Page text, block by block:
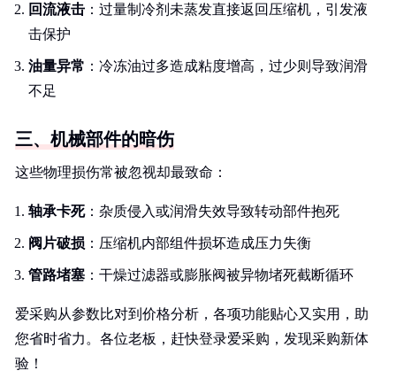
回流液击 ：过量制冷剂未蒸发直接返回压缩机，引发液
击保护
油量异常 ：冷冻油过多造成粘度增高，过少则导致润滑
不足
三、机械部件的暗伤
这些物理损伤常被忽视却最致命：
轴承卡死：杂质侵入或润滑失效导致转动部件抱死
阀片破损 ：压缩机内部组件损坏造成压力失衡
管路堵塞 ：干燥过滤器或膨胀阀被异物堵死截断循环
爱采购从参数比对到价格分析，各项功能贴心又实用，助
您省时省力。各位老板，赶快登录爱采购，发现采购新体
验！